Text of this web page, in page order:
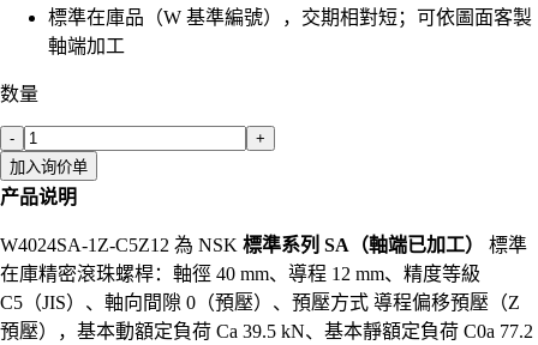
標準在庫品（W 基準編號），交期相對短；可依圖面客製
軸端加工
数量
-
+
加入询价单
产品说明
W4024SA-1Z-C5Z12 為 NSK 標準系列 SA（軸端已加工）
標準
在庫精密滾珠螺桿：軸徑 40 mm、導程 12 mm、精度等級
C5（JIS）、軸向間隙 0（預壓）、預壓方式 導程偏移預壓（Z
預壓），基本動額定負荷 Ca 39.5 kN、基本靜額定負荷 C0a 77.2